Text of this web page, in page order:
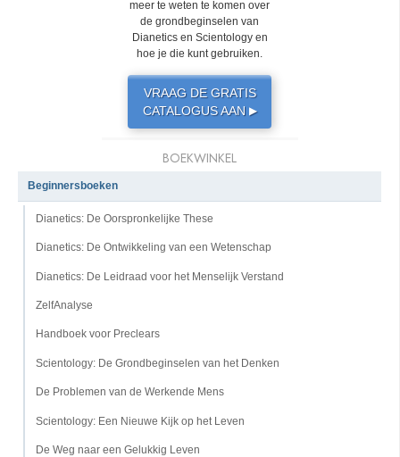
meer te weten te komen over
de grondbeginselen van
Dianetics en Scientology en
hoe je die kunt gebruiken.
VRAAG DE GRATIS
CATALOGUS AAN ▶
BOEKWINKEL
Beginnersboeken
Dianetics: De Oorspronkelijke These
Dianetics: De Ontwikkeling van een Wetenschap
Dianetics: De Leidraad voor het Menselijk Verstand
ZelfAnalyse
Handboek voor Preclears
Scientology: De Grondbeginselen van het Denken
De Problemen van de Werkende Mens
Scientology: Een Nieuwe Kijk op het Leven
De Weg naar een Gelukkig Leven